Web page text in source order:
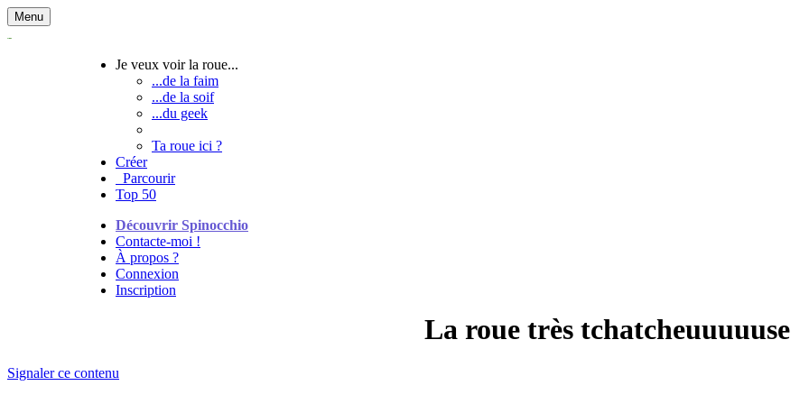
Menu
Je veux voir la roue...
...de la faim
...de la soif
...du geek
Ta roue ici ?
Créer
Parcourir
Top 50
Découvrir Spinocchio
Contacte-moi !
À propos ?
Connexion
Inscription
La roue très tchatcheuuuuuse
Signaler ce contenu